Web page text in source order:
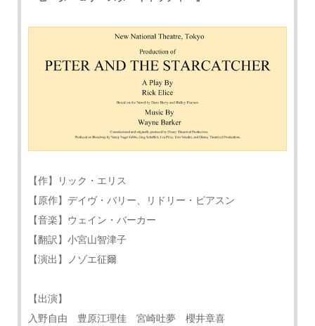
【作】リック・エリス
【原作】デイヴ・バリー、リドリー・ピアスン
【音楽】ウェイン・バーカー
【翻訳】小宮山智津子
【演出】ノゾエ征爾
【出演】
入野自由 豊原江理佳 宮崎吐夢 櫻井章喜